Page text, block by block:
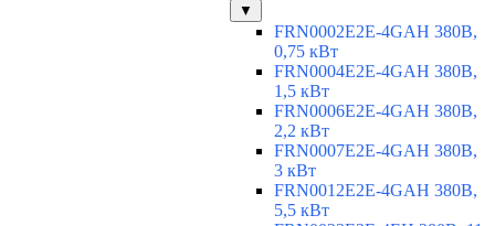
▼
FRN0002E2E-4GAH 380В,
0,75 кВт
FRN0004E2E-4GAH 380В,
1,5 кВт
FRN0006E2E-4GAH 380В,
2,2 кВт
FRN0007E2E-4GAH 380В,
3 кВт
FRN0012E2E-4GAH 380В,
5,5 кВт